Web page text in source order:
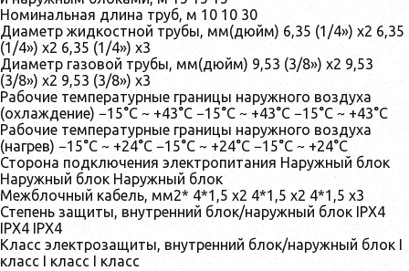
Номинальная длина труб, м 10 10 30
Диаметр жидкостной трубы, мм(дюйм) 6,35 (1/4») х2 6,35
(1/4») х2 6,35 (1/4») х3
Диаметр газовой трубы, мм(дюйм) 9,53 (3/8») х2 9,53
(3/8») х2 9,53 (3/8») х3
Рабочие температурные границы наружного воздуха
(охлаждение) −15°С ~ +43°С −15°С ~ +43°С −15°С ~ +43°С
Рабочие температурные границы наружного воздуха
(нагрев) −15°С ~ +24°С −15°С ~ +24°С −15°С ~ +24°С
Сторона подключения электропитания Наружный блок
Наружный блок Наружный блок
Межблочный кабель, мм2* 4*1,5 x2 4*1,5 x2 4*1,5 x3
Степень защиты, внутренний блок/наружный блок IPX4
IPX4 IPX4
Класс электрозащиты, внутренний блок/наружный блок I
класс I класс I класс